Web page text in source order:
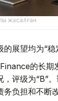
жасалған
展望均为“稳
的长期
，评级为“B”
负担和不断